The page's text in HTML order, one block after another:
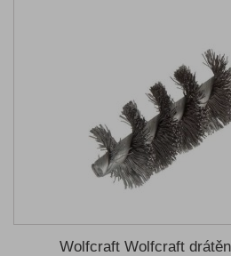
Wolfcraft Wolfcraft